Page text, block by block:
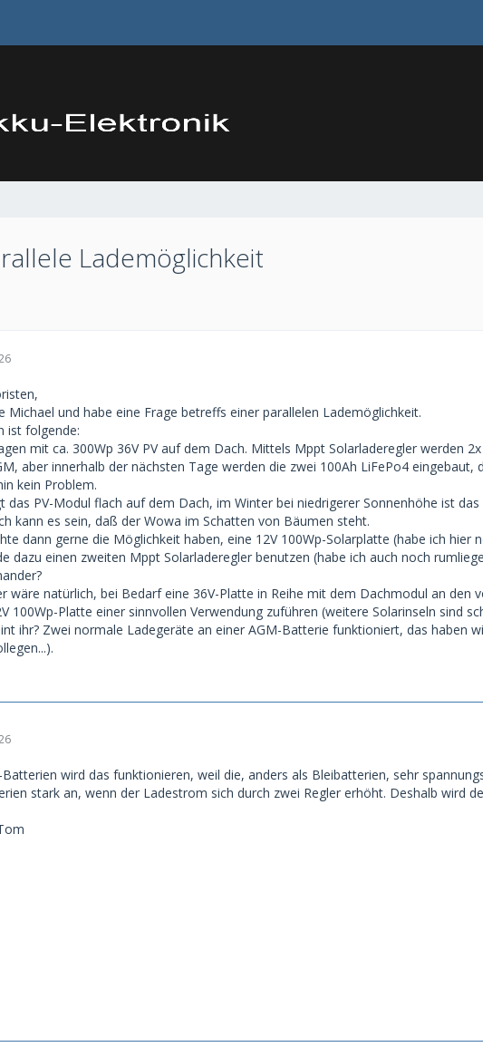
Lademöglichkeit
Michael und habe eine Frage betreffs einer parallelen Lademöglichkeit.
ist folgende:
mit ca. 300Wp 36V PV auf dem Dach. Mittels Mppt Solarladeregler werden
aber innerhalb der nächsten Tage werden die zwei 100Ah LiFePo4
kein Problem.
das PV-Modul flach auf dem Dach, im Winter bei niedrigerer Sonnenhöhe ist
kann es sein, daß der Wowa im Schatten von Bäumen steht.
dann gerne die Möglichkeit haben, eine 12V 100Wp-Solarplatte (habe ich
dazu einen zweiten Mppt Solarladeregler benutzen (habe ich auch noch
wäre natürlich, bei Bedarf eine 36V-Platte in Reihe mit dem Dachmodul an den
100Wp-Platte einer sinnvollen Verwendung zuführen (weitere Solarinseln sind
ihr? Zwei normale Ladegeräte an einer AGM-Batterie funktioniert, das haben
Batterien wird das funktionieren, weil die, anders als Bleibatterien, sehr
stark an, wenn der Ladestrom sich durch zwei Regler erhöht. Deshalb wird